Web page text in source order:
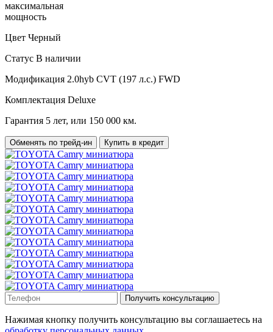
максимальная
мощность
Цвет Черный
Статус В наличии
Модификация 2.0hyb CVT (197 л.с.) FWD
Комплектация Deluxe
Гарантия 5 лет, или 150 000 км.
Обменять по трейд-ин Купить в кредит
Получить консультацию
Нажимая кнопку получить консультацию вы соглашаетесь на